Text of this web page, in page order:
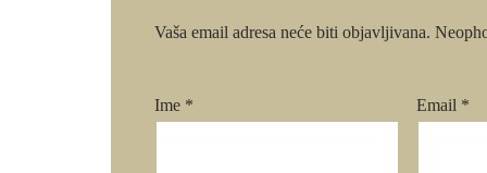
Vaša email adresa neće biti objavljivana.
Ime * Email *